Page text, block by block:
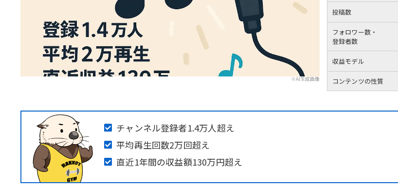
※AI生成画像
投稿数
フォロワー数・
登録者数
収益モデル
コンテンツの性質
チャンネル登録者1.4万人超え
平均再生回数2万回超え
直近1年間の収益額130万円超え